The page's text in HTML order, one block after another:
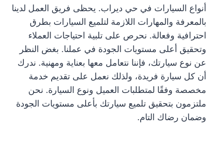
أنواع السيارات في حي ديراب. يحظى فريق العمل لدينا
بالمعرفة والمهارات اللازمة لتلميع السيارات بطرق
احترافية وفعالة. نحرص على تلبية احتياجات العملاء
وتحقيق أعلى مستويات الجودة في عملنا. بغض النظر
عن نوع سيارتك، فإننا نتعامل معها بعناية ومهنية. ندرك
أن كل سيارة فريدة، ولذلك نعمل على تقديم خدمة
مخصصة وفقًا لمتطلبات العميل ونوع السيارة. نحن
ملتزمون بتحقيق تلميع سيارتك بأعلى مستويات الجودة
وضمان رضاك التام.